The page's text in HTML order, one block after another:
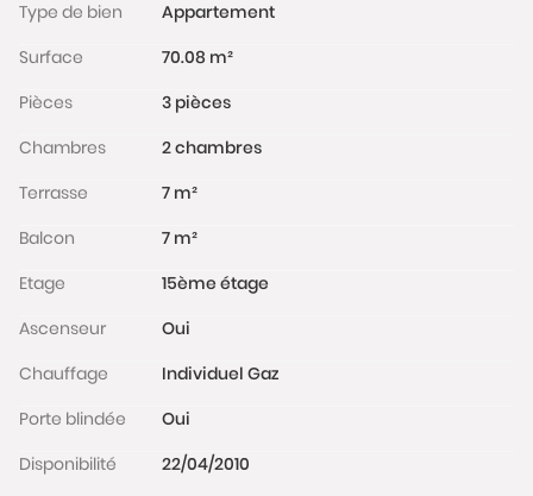
www.georisques.gouv.fr
Type de bien
Appartement
Surface
70.08 m²
Pièces
3 pièces
Chambres
2 chambres
Terrasse
7 m²
Balcon
7 m²
Etage
15ème étage
Ascenseur
Oui
Chauffage
Individuel Gaz
Porte blindée
Oui
Disponibilité
22/04/2010